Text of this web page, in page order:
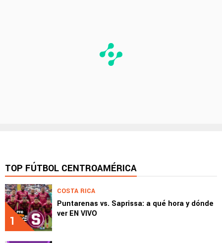
TOP FÚTBOL CENTROAMÉRICA
1
COSTA RICA
Puntarenas vs. Saprissa: a qué hora y dónde
ver EN VIVO